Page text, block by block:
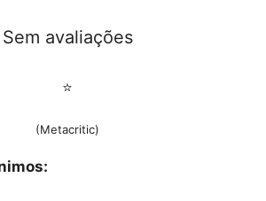
Sem avaliações
⭐
(Metacritic)